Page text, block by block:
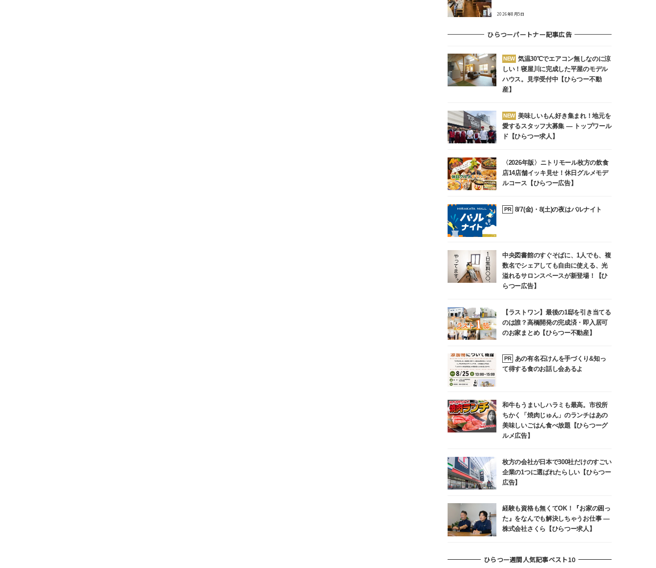
2026年8月5日
ひらつーパートナー記事広告
NEW 気温30℃でエアコン無しなのに涼
しい！寝屋川に完成した平屋のモデル
ハウス。見学受付中【ひらつー不動
産】
NEW 美味しいもん好き集まれ！地元を
愛するスタッフ大募集 ― トップワール
ド【ひらつー求人】
〈2026年版〉ニトリモール枚方の飲食
店14店舗イッキ見せ！休日グルメモデ
ルコース【ひらつー広告】
PR 8/7(金)・8(土)の夜はバルナイト
中央図書館のすぐそばに、1人でも、複
数名でシェアしても自由に使える、光
溢れるサロンスペースが新登場！【ひ
らつー広告】
【ラストワン】最後の1邸を引き当てる
のは誰？高橋開発の完成済・即入居可
のお家まとめ【ひらつー不動産】
PR
あの有名石けんを手づくり&知っ
て得する食のお話し会あるよ
和牛もうまいしハラミも最高。市役所
ちかく「焼肉じゅん」のランチはあの
美味しいごはん食べ放題【ひらつーグ
ルメ広告】
枚方の会社が日本で300社だけのすごい
企業の1つに選ばれたらしい【ひらつー
広告】
経験も資格も無くてOK！『お家の困っ
た』をなんでも解決しちゃうお仕事 ―
株式会社さくら【ひらつー求人】
ひらつー週間人気記事ベスト10